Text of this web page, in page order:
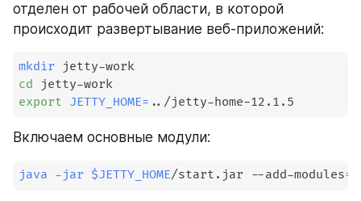
отделен от рабочей области, в которой
происходит развертывание веб-приложений:
mkdir
cd
export JETTY_HOME= .. /jetty-home-12.1.5
Включаем основные модули:
java -jar $JETTY_HOME/start.jar --add-modules=